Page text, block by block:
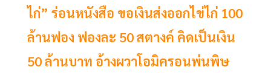
ไก่” ร่อนหนังสือ ขอเงินส่งออกไข่ไก่ 100
ล้านฟอง ฟองละ 50 สตางค์ คิดเป็นเงิน
50 ล้านบาท อ้างผวาโอมิครอนพ่นพิษ